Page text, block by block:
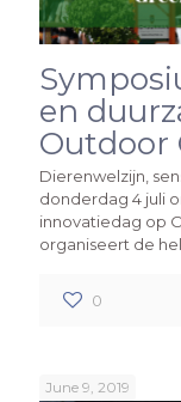
en
Outdoor
Dierenwelzijn,
donderdag 4 juli
innovatiedag op
organiseert de
0
June 9, 2019